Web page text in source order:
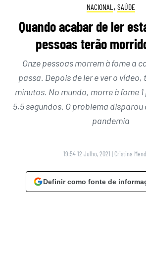
NACIONAL , SAÚDE
Quando acabar de ler
pessoas terão
Onze pessoas morrem à fome a
passa. Depois de ler e ver o
minutos. No mundo, morre à fome
5,5 segundos. O problema
pandemia
19:54 12 Julho, 2021 | Cristina
Definir como fonte de